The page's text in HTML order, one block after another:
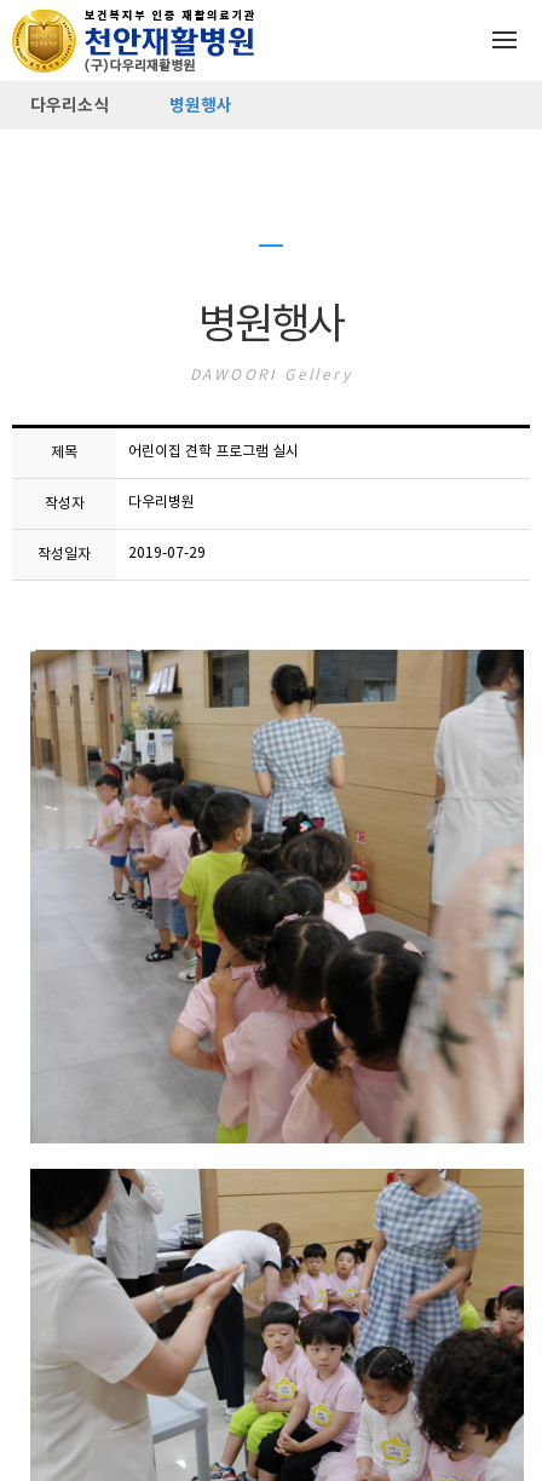
다우리소식 병원행사
병원행사
DAWOORI Gellery
제목 어린이집 견학 프로그램 실시
작성자 다우리병원
작성일자 2019-07-29